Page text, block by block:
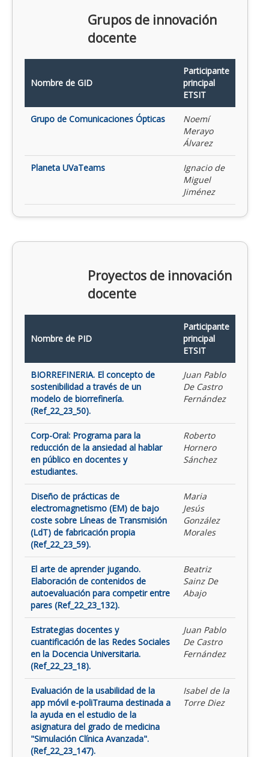
Grupos de innovación
docente
Nombre de GID
Participante
principal
ETSIT
Grupo de Comunicaciones Ópticas
Noemí
Merayo
Álvarez
Planeta UVaTeams
Ignacio de
Miguel
Jiménez
Proyectos de innovación
docente
Nombre de PID
Participante
principal
ETSIT
BIORREFINERIA. El concepto de
sostenibilidad a través de un
modelo de biorrefinería.
(Ref_22_23_50).
Juan Pablo
De Castro
Fernández
Corp-Oral: Programa para la
reducción de la ansiedad al hablar
en público en docentes y
estudiantes.
Roberto
Hornero
Sánchez
Diseño de prácticas de
electromagnetismo (EM) de bajo
coste sobre Líneas de Transmisión
(LdT) de fabricación propia
(Ref_22_23_59).
Maria
Jesús
González
Morales
El arte de aprender jugando.
Elaboración de contenidos de
autoevaluación para competir entre
pares (Ref_22_23_132).
Beatriz
Sainz De
Abajo
Estrategias docentes y
cuantificación de las Redes Sociales
en la Docencia Universitaria.
(Ref_22_23_18).
Juan Pablo
De Castro
Fernández
Evaluación de la usabilidad de la
app móvil e-poliTrauma destinada a
la ayuda en el estudio de la
asignatura del grado de medicina
"Simulación Clínica Avanzada".
(Ref_22_23_147).
Isabel de la
Torre Diez